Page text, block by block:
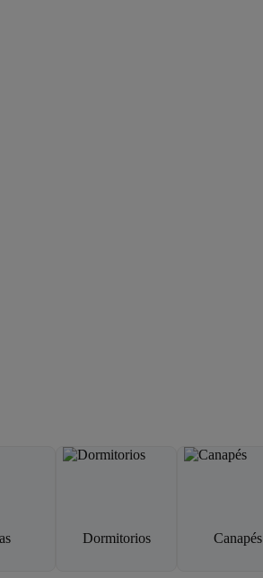
Dormitorios Canapés